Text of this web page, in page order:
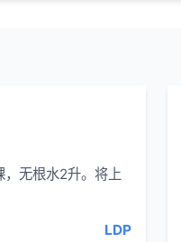
无根水2升。将上
LDP